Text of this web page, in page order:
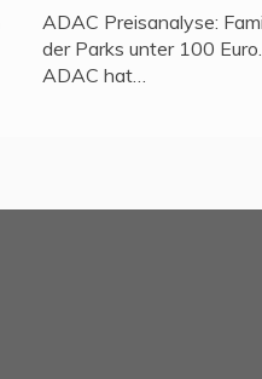
ADAC Preisanalyse:
der Parks unter 100
ADAC hat…